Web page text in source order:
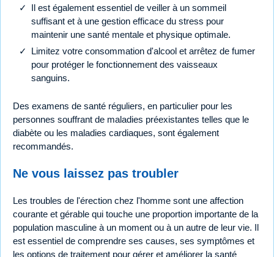
Il est également essentiel de veiller à un sommeil
suffisant et à une gestion efficace du stress pour
maintenir une santé mentale et physique optimale.
Limitez votre consommation d'alcool et arrêtez de fumer
pour protéger le fonctionnement des vaisseaux
sanguins.
Des examens de santé réguliers, en particulier pour les
personnes souffrant de maladies préexistantes telles que le
diabète ou les maladies cardiaques, sont également
recommandés.
Ne vous laissez pas troubler
Les troubles de l'érection chez l'homme sont une affection
courante et gérable qui touche une proportion importante de la
population masculine à un moment ou à un autre de leur vie. Il
est essentiel de comprendre ses causes, ses symptômes et
les options de traitement pour gérer et améliorer la santé